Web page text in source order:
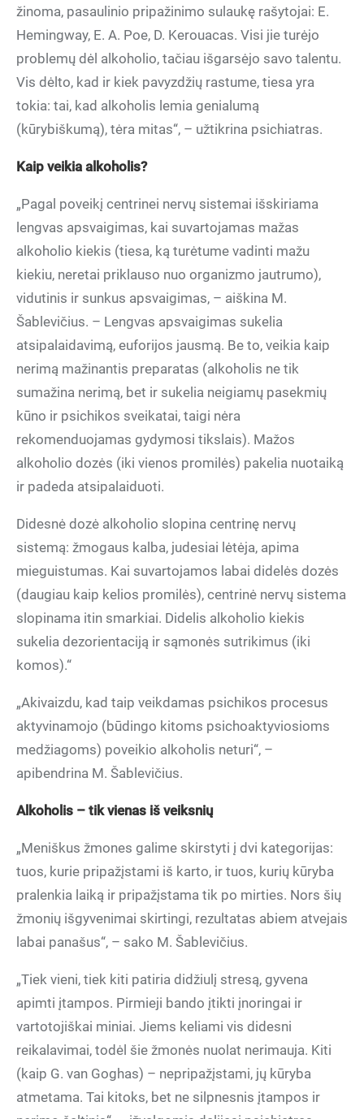
žinoma, pasaulinio pripažinimo sulaukę rašytojai: E.
Hemingway, E. A. Poe, D. Kerouacas. Visi jie turėjo
problemų dėl alkoholio, tačiau išgarsėjo savo talentu.
Vis dėlto, kad ir kiek pavyzdžių rastume, tiesa yra
tokia: tai, kad alkoholis lemia genialumą
(kūrybiškumą), tėra mitas“, – užtikrina psichiatras.
Kaip veikia alkoholis?
„Pagal poveikį centrinei nervų sistemai išskiriama
lengvas apsvaigimas, kai suvartojamas mažas
alkoholio kiekis (tiesa, ką turėtume vadinti mažu
kiekiu, neretai priklauso nuo organizmo jautrumo),
vidutinis ir sunkus apsvaigimas, – aiškina M.
Šablevičius. – Lengvas apsvaigimas sukelia
atsipalaidavimą, euforijos jausmą. Be to, veikia kaip
nerimą mažinantis preparatas (alkoholis ne tik
sumažina nerimą, bet ir sukelia neigiamų pasekmių
kūno ir psichikos sveikatai, taigi nėra
rekomenduojamas gydymosi tikslais). Mažos
alkoholio dozės (iki vienos promilės) pakelia nuotaiką
ir padeda atsipalaiduoti.
Didesnė dozė alkoholio slopina centrinę nervų
sistemą: žmogaus kalba, judesiai lėtėja, apima
mieguistumas. Kai suvartojamos labai didelės dozės
(daugiau kaip kelios promilės), centrinė nervų sistema
slopinama itin smarkiai. Didelis alkoholio kiekis
sukelia dezorientaciją ir sąmonės sutrikimus (iki
komos).“
„Akivaizdu, kad taip veikdamas psichikos procesus
aktyvinamojo (būdingo kitoms psichoaktyviosioms
medžiagoms) poveikio alkoholis neturi“, –
apibendrina M. Šablevičius.
Alkoholis – tik vienas iš veiksnių
„Meniškus žmones galime skirstyti į dvi kategorijas:
tuos, kurie pripažįstami iš karto, ir tuos, kurių kūryba
pralenkia laiką ir pripažįstama tik po mirties. Nors šių
žmonių išgyvenimai skirtingi, rezultatas abiem atvejais
labai panašus“, – sako M. Šablevičius.
„Tiek vieni, tiek kiti patiria didžiulį stresą, gyvena
apimti įtampos. Pirmieji bando įtikti įnoringai ir
vartotojiškai miniai. Jiems keliami vis didesni
reikalavimai, todėl šie žmonės nuolat nerimauja. Kiti
(kaip G. van Goghas) – nepripažįstami, jų kūryba
atmetama. Tai kitoks, bet ne silpnesnis įtampos ir